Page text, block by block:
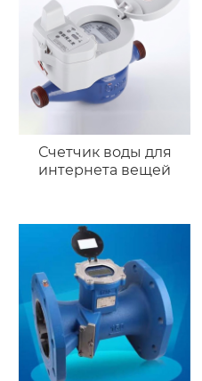
Счетчик воды для
интернета вещей